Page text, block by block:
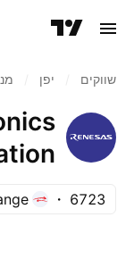
שווקים יפן‏
6723